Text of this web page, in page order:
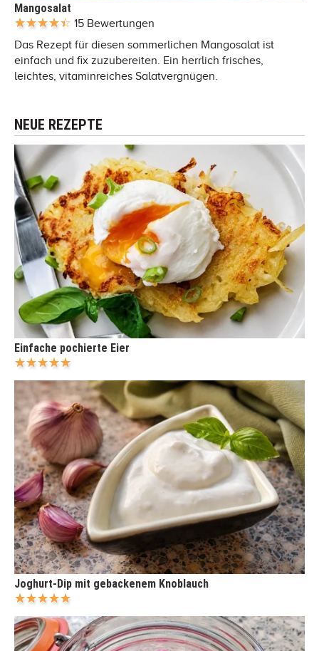
Mangosalat
15 Bewertungen
Das Rezept für diesen sommerlichen Mangosalat ist
einfach und fix zuzubereiten. Ein herrlich frisches,
leichtes, vitaminreiches Salatvergnügen.
NEUE REZEPTE
Einfache pochierte Eier
Joghurt-Dip mit gebackenem Knoblauch